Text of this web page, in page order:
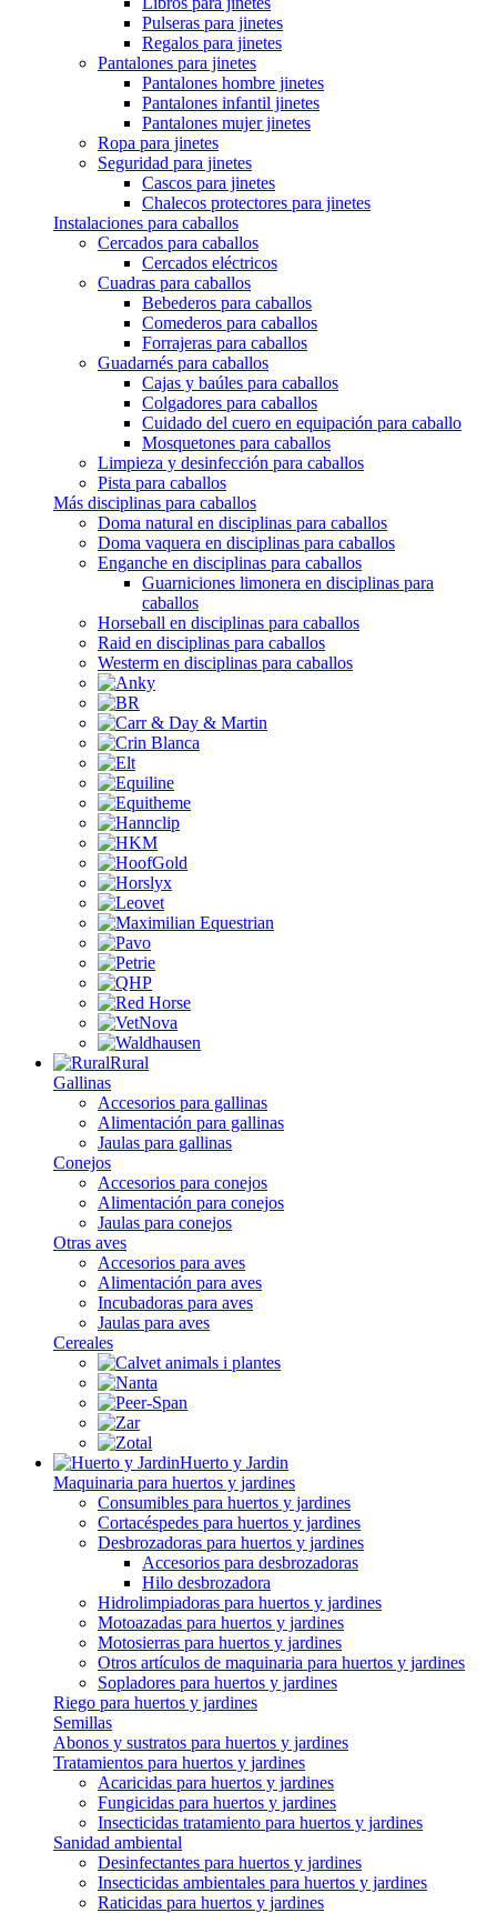
Pulseras para jinetes
Regalos para jinetes
Pantalones para jinetes
Pantalones hombre jinetes
Pantalones infantil jinetes
Pantalones mujer jinetes
Ropa para jinetes
Seguridad para jinetes
Cascos para jinetes
Chalecos protectores para jinetes
Instalaciones para caballos
Cercados para caballos
Cercados eléctricos
Cuadras para caballos
Bebederos para caballos
Comederos para caballos
Forrajeras para caballos
Guadarnés para caballos
Cajas y baúles para caballos
Colgadores para caballos
Cuidado del cuero en equipación para caballo
Mosquetones para caballos
Limpieza y desinfección para caballos
Pista para caballos
Más disciplinas para caballos
Doma natural en disciplinas para caballos
Doma vaquera en disciplinas para caballos
Enganche en disciplinas para caballos
Guarniciones limonera en disciplinas para
caballos
Horseball en disciplinas para caballos
Raid en disciplinas para caballos
Westerm en disciplinas para caballos
Rural
Gallinas
Accesorios para gallinas
Alimentación para gallinas
Jaulas para gallinas
Conejos
Accesorios para conejos
Alimentación para conejos
Jaulas para conejos
Otras aves
Accesorios para aves
Alimentación para aves
Incubadoras para aves
Jaulas para aves
Cereales
Huerto y Jardin
Maquinaria para huertos y jardines
Consumibles para huertos y jardines
Cortacéspedes para huertos y jardines
Desbrozadoras para huertos y jardines
Accesorios para desbrozadoras
Hilo desbrozadora
Hidrolimpiadoras para huertos y jardines
Motoazadas para huertos y jardines
Motosierras para huertos y jardines
Otros artículos de maquinaria para huertos y jardines
Sopladores para huertos y jardines
Riego para huertos y jardines
Semillas
Abonos y sustratos para huertos y jardines
Tratamientos para huertos y jardines
Acaricidas para huertos y jardines
Fungicidas para huertos y jardines
Insecticidas tratamiento para huertos y jardines
Sanidad ambiental
Desinfectantes para huertos y jardines
Insecticidas ambientales para huertos y jardines
Raticidas para huertos y jardines